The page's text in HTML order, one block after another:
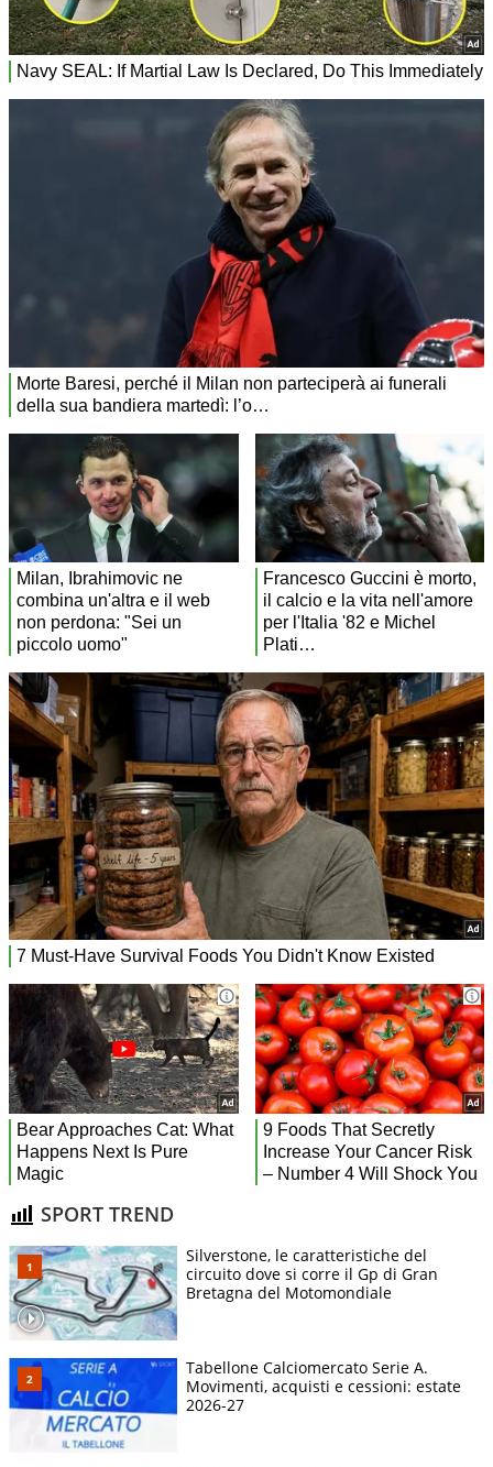
SPORT TREND
Silverstone, le caratteristiche del
circuito dove si corre il Gp di Gran
Bretagna del Motomondiale
Tabellone Calciomercato Serie A.
Movimenti, acquisti e cessioni: estate
2026-27